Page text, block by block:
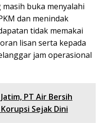
buka menyalahi
dan menindak
tidak memakai
lisan serta kepada
jam operasional
PT Air Bersih
Sejak Dini